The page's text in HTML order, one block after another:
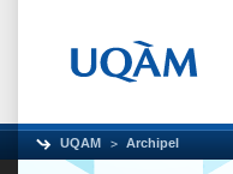
UQAM Archipel